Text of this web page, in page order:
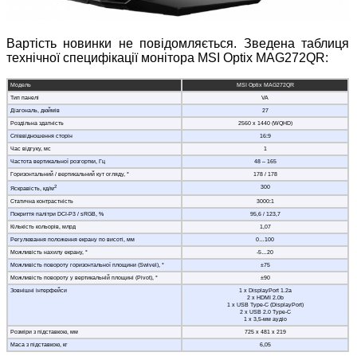
Вартість новинки не повідомляється. Зведена таблиця
технічної специфікації монітора MSI Optix MAG272QR:
Модель
MSI Optix MAG272QR
Тип панелі
VA
Діагональ, дюймів
27
Роздільна здатність
2560 x 1440 (WQHD)
Співвідношення сторін
16:9
Час відгуку, мс
1
Частота вертикальної розгортки, Гц
48 – 165
Горизонтальний / вертикальний кут огляду, °
178 / 178
Яскравість, кд/м2 300
Статична контрастність
3000:1
Покриття палітри DCI-P3 / sRGB, %
95,6 / 123,7
Кількість кольорів, млрд
1,07
Регулювання положення екрану по висоті, мм
0…100
Можливість нахилу екрану, °
-5…20
Можливість повороту горизонтальної площини (Swivel), °
±75
Можливість повороту у вертикальній площині (Pivot), °
±90
Зовнішні інтерфейси
1 x DisplayPort 1.2a
2 x HDMI 2.0b
1 x USB Type-C (DisplayPort)
2 x USB 2.0 Type-C
1 x 3,5-мм аудіо
Розміри з підставкою, мм
725 х 481 х 219
Маса з підставкою, кг
6,05